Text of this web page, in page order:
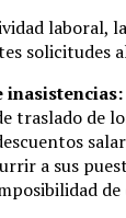
laboral,
solicitudes
inasistencias:
traslado de
a sus